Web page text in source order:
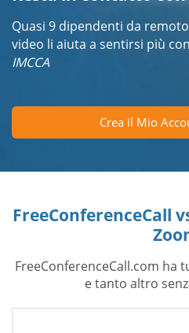
Quasi 9 dipendenti da
video li aiuta a sentirsi più
IMCCA
Crea il Mio
FreeConferenceCall
FreeConferenceCall.com ha
e tanto altro